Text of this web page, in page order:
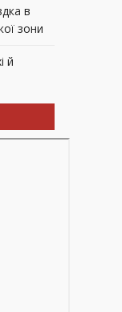
в
зони
й